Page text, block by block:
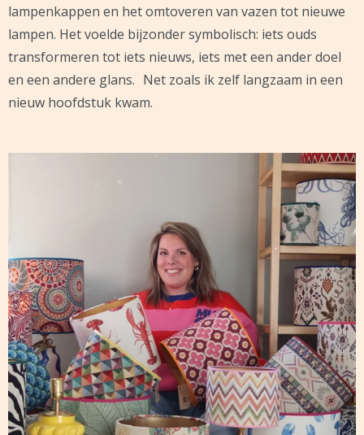
lampenkappen en het omtoveren van vazen tot nieuwe
lampen. Het voelde bijzonder symbolisch: iets ouds
transformeren tot iets nieuws, iets met een ander doel
en een andere glans. Net zoals ik zelf langzaam in een
nieuw hoofdstuk kwam.